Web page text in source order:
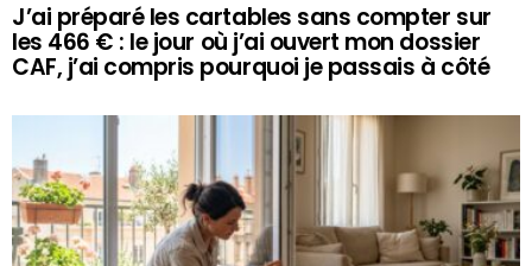
J’ai préparé les cartables sans compter sur
les 466 € : le jour où j’ai ouvert mon dossier
CAF, j’ai compris pourquoi je passais à côté